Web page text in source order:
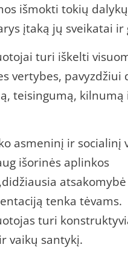
išmokti tokių
įtaką jų sveikatai ir
turi iškelti
vertybes, pavyzdžiui
teisingumą, kilnumą
asmeninį ir socialinį
išorinės aplinkos
tenka tėvams.
turi
vaikų santykį.